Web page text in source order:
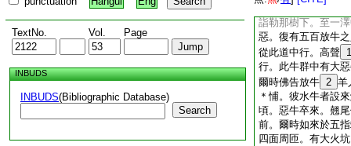
TextNo. Vol. Page
INBUDS
INBUDS(Bibliographic Database)
Search
又百縁經云。佛在
詣勒那樹下。至一
惡。復有五百放牛
從此道中行。高聲 1
行。此牛群中有大
爾時佛告放牛 2 羊
＊悑。彼水牛者設
頃。惡牛卒來。翹
前。爾時如來於五
四面周匝。有大火